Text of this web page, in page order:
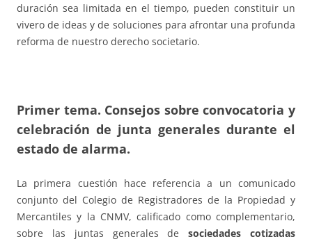
duración sea limitada en el tiempo, pueden constituir un
vivero de ideas y de soluciones para afrontar una profunda
reforma de nuestro derecho societario.
Primer tema. Consejos sobre convocatoria y
celebración de junta generales durante el
estado de alarma.
La primera cuestión hace referencia a un comunicado
conjunto del Colegio de Registradores de la Propiedad y
Mercantiles y la CNMV, calificado como complementario,
sobre las juntas generales desociedades cotizadas